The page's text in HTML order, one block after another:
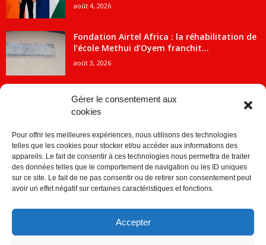
Gérer le consentement aux
cookies
Pour offrir les meilleures expériences, nous utilisons des technologies
telles que les cookies pour stocker et/ou accéder aux informations des
appareils. Le fait de consentir à ces technologies nous permettra de traiter
des données telles que le comportement de navigation ou les ID uniques
sur ce site. Le fait de ne pas consentir ou de retirer son consentement peut
avoir un effet négatif sur certaines caractéristiques et fonctions.
Accepter
août 4, 2026
Fondation Airtel Africa : la réhabilitation de
l’école Methui d’Oyem franchit...
août 3, 2026
CATÉGORIE POPULAIRE
ACTUALITES
Economie 2091
1840
Société
Sport 859